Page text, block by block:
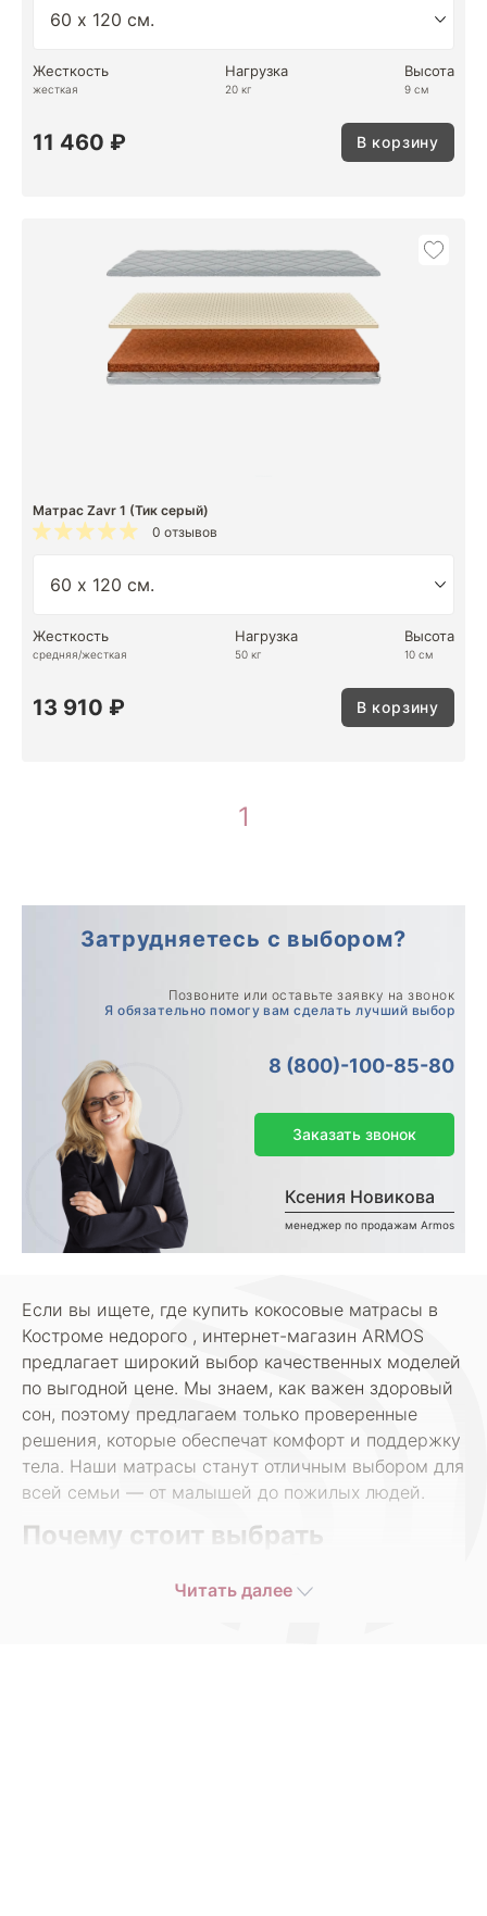
Жесткость
жесткая
Нагрузка
20 кг
Высота
9 см
11 460 ₽ В корзину
Матрас Zavr 1 (Тик серый)
0 отзывов
Жесткость
средняя/жесткая
Нагрузка
50 кг
Высота
10 см
13 910 ₽ В корзину
1
Затрудняетесь с выбором?
Позвоните или оставьте заявку на звонок
Я обязательно помогу вам сделать лучший выбор
8 (800)-100-85-80
Ксения Новикова
менеджер по продажам Armos
Заказать звонок
Если вы ищете, где купить кокосовые матрасы в
Костроме недорого , интернет-магазин ARMOS
предлагает широкий выбор качественных моделей
по выгодной цене. Мы знаем, как важен здоровый
сон, поэтому предлагаем только проверенные
решения, которые обеспечат комфорт и поддержку
тела. Наши матрасы станут отличным выбором для
всей семьи — от малышей до пожилых людей.
Почему стоит выбрать
Читать далее